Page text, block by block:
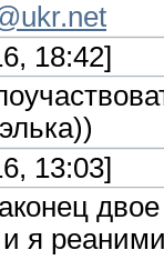
18:42]
13:03]
я